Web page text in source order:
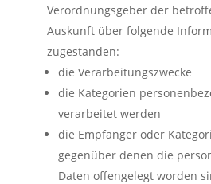
Verordnungsgeber der
Auskunft über folgende
zugestanden:
die Verarbeitungszwecke
die Kategorien
verarbeitet werden
die Empfänger oder
gegenüber denen die
Daten offengelegt worden